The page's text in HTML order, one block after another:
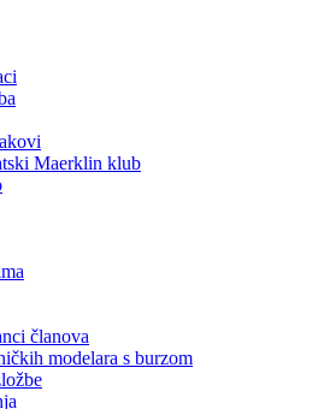
Maerklin klub
članova
modelara s burzom